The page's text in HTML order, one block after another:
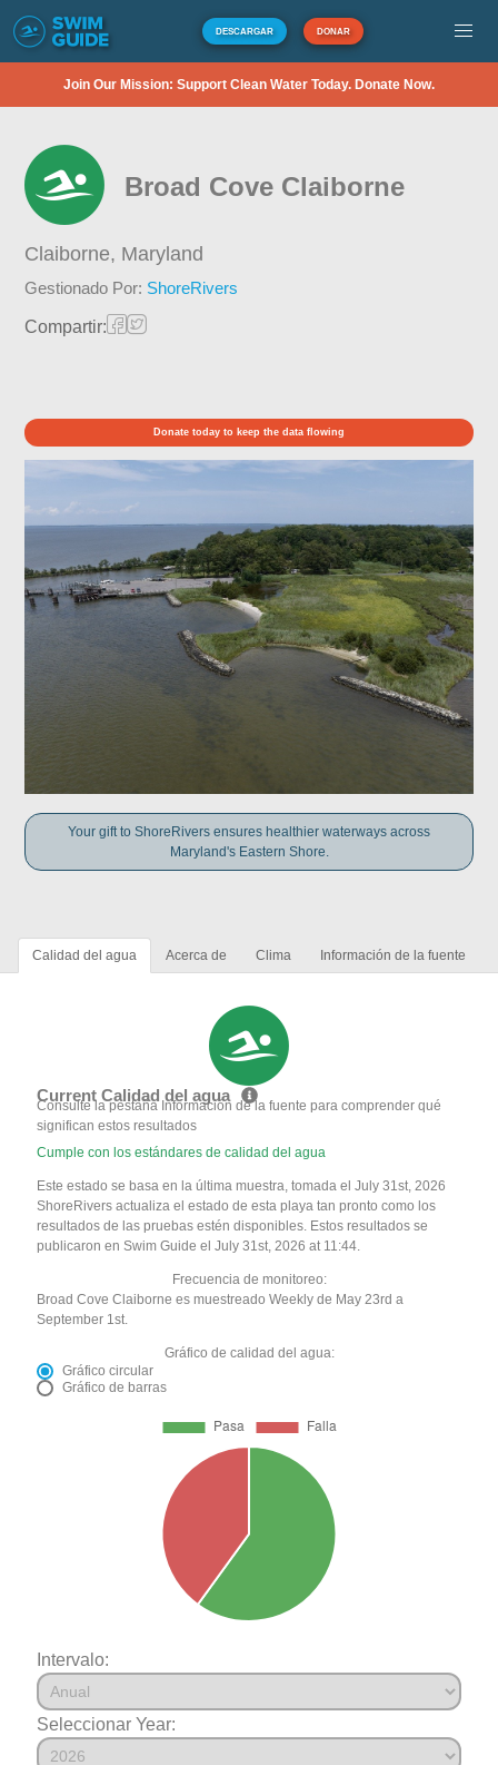
DESCARGAR DONAR
Join Our Mission: Support Clean Water Today. Donate Now.
Broad Cove Claiborne
Claiborne, Maryland
Gestionado Por: ShoreRivers
Compartir:
Donate today to keep the data flowing
Your gift to ShoreRivers ensures healthier waterways across
Maryland's Eastern Shore.
Calidad del agua Acerca de Clima Información de la fuente
Current Calidad del agua
Consulte la pestaña Información de la fuente para comprender qué
significan estos resultados
Cumple con los estándares de calidad del agua
Este estado se basa en la última muestra, tomada el July 31st, 2026
ShoreRivers actualiza el estado de esta playa tan pronto como los
resultados de las pruebas estén disponibles. Estos resultados se
publicaron en Swim Guide el July 31st, 2026 at 11:44.
Frecuencia de monitoreo:
Broad Cove Claiborne es muestreado Weekly de May 23rd a
September 1st.
Gráfico de calidad del agua:
Gráfico circular
Gráfico de barras
Intervalo:
Seleccionar Year: